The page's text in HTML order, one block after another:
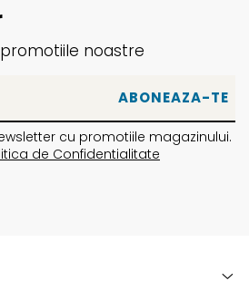
noastre
cu promotiile magazinului.
de Confidentialitate